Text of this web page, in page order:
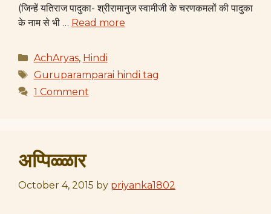
(जिन्हें यतिराज पादुका- श्रीरामानुज स्वामीजी के चरणकमलों की पादुका
के नाम से भी … Read more
Categories
AchAryas, Hindi
Tags
Guruparamparai hindi tag
1 Comment
अप्पिळ्ळार
October 4, 2015 by priyanka1802